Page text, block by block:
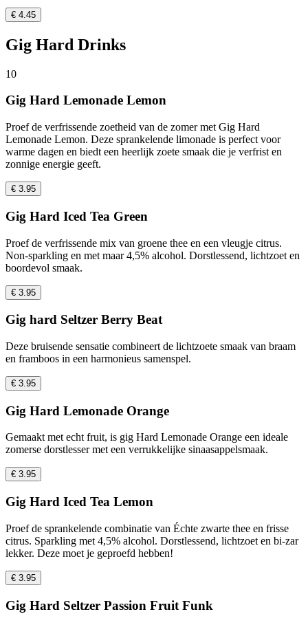
€ 4.45
Gig Hard Drinks
10
Gig Hard Lemonade Lemon
Proef de verfrissende zoetheid van de zomer met Gig Hard
Lemonade Lemon. Deze sprankelende limonade is perfect voor
warme dagen en biedt een heerlijk zoete smaak die je verfrist en
zonnige energie geeft.
€ 3.95
Gig Hard Iced Tea Green
Proef de verfrissende mix van groene thee en een vleugje citrus.
Non-sparkling en met maar 4,5% alcohol. Dorstlessend, lichtzoet en
boordevol smaak.
€ 3.95
Gig hard Seltzer Berry Beat
Deze bruisende sensatie combineert de lichtzoete smaak van braam
en framboos in een harmonieus samenspel.
€ 3.95
Gig Hard Lemonade Orange
Gemaakt met echt fruit, is gig Hard Lemonade Orange een ideale
zomerse dorstlesser met een verrukkelijke sinaasappelsmaak.
€ 3.95
Gig Hard Iced Tea Lemon
Proef de sprankelende combinatie van Échte zwarte thee en frisse
citrus. Sparkling met 4,5% alcohol. Dorstlessend, lichtzoet en bi-zar
lekker. Deze moet je geproefd hebben!
€ 3.95
Gig Hard Seltzer Passion Fruit Funk